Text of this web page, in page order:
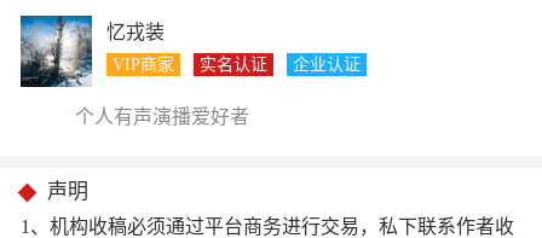
忆戎装
VIP商家 实名认证 企业认证
个人有声演播爱好者
声明
1、机构收稿必须通过平台商务进行交易，私下联系作者收